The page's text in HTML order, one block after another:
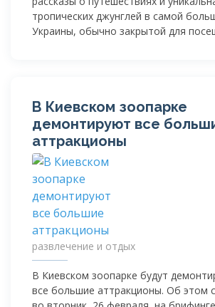
тропических джунглей в самой
Украины, обычно закрытой для
В Киевском зоопарке
демонтируют все
аттракционы
развлечение и отдых
В Киевском зоопарке будут
все большие аттракционы. Об этом